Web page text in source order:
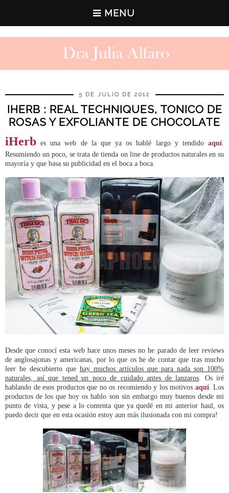
MENU
5 DE JULIO DE 2012
IHERB : REAL TECHNIQUES, TONICO DE
ROSAS Y EXFOLIANTE DE CHOCOLATE
iHerb es una web de la que ya os hablé largo y tendido aquí
Resumiendo un poco, se trata de tienda on line de productos naturales en su
mayoría y que basa su publicidad en el boca a boca.
Desde que conocí esta web hace unos meses no he parado de leer reviews
de anglosajonas y americanas, por lo que os he de contar que tras mucho
leer he descubierto que hay muchos artículos que para nada son 100%
naturales, así que tened un poco de cuidado antes de lanzaros . Os iré
hablando de esos productos que no os recomiendo y los motivos aquí. Los
productos de los que hoy os hablo son sin embargo muy buenos desde mi
punto de vista, y pese a lo contenta que ya quedé en mi anterior haul, os
puedo decir que en esta ocasión estoy aun más ilusionada con mi compra!